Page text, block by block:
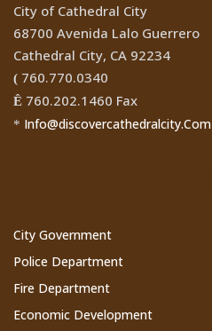
City of Cathedral City
68700 Avenida Lalo Guerrero
Cathedral City, CA 92234
( 760.770.0340
Ê 760.202.1460 Fax
* Info@discovercathedralcity.Com
City Government
Police Department
Fire Department
Economic Development